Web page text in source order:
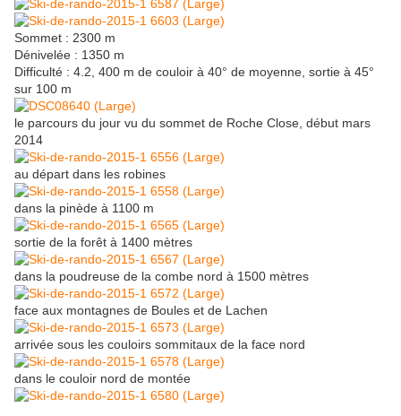
Sommet : 2300 m
Dénivelée : 1350 m
Difficulté : 4.2, 400 m de couloir à 40° de moyenne, sortie à 45°
sur 100 m
le parcours du jour vu du sommet de Roche Close, début mars
2014
au départ dans les robines
dans la pinède à 1100 m
sortie de la forêt à 1400 mètres
dans la poudreuse de la combe nord à 1500 mètres
face aux montagnes de Boules et de Lachen
arrivée sous les couloirs sommitaux de la face nord
dans le couloir nord de montée